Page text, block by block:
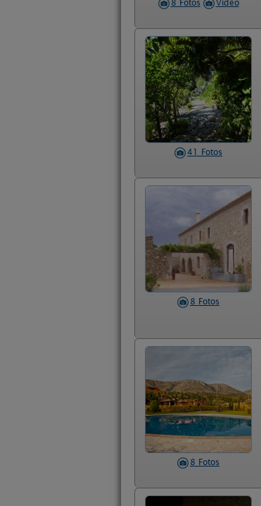
8 Fotos Video
41 Fotos
8 Fotos
8 Fotos